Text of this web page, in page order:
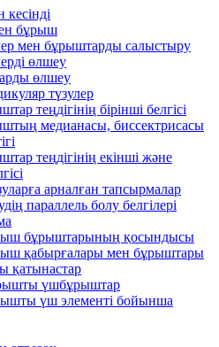
бұрыш
мен бұрыштарды салыстыру
өлшеу
өлшеу
түзулер
теңдігінің бірінші белгісі
медианасы, биссектрисасы
теңдігінің екінші және
арналған тапсырмалар
параллель болу белгілері
бұрыштарының қосындысы
қабырғалары мен бұрыштары
қатынастар
үшбұрыштар
үш элементі бойынша